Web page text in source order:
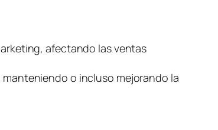
afectando las ventas
o incluso mejorando la